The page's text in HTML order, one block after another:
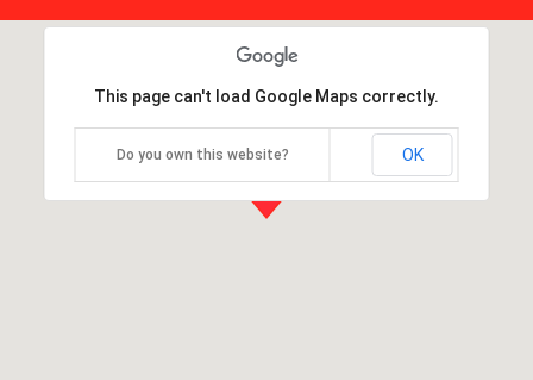
This page can't load Google Maps correctly.
Do you own this website? OK